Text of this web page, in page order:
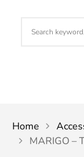
Home
MARIGO –